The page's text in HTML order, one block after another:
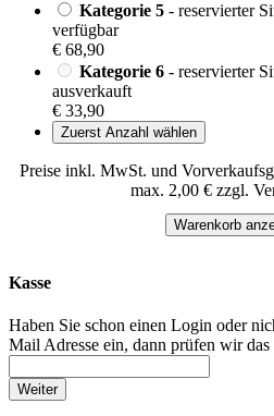
Kategorie 5 - reservierter
verfügbar
€ 68,90
Kategorie 6 - reservierter
ausverkauft
€ 33,90
Zuerst Anzahl wählen
Preise inkl. MwSt. und
max. 2,00 € zzgl.
Warenkorb
Kasse
Haben Sie schon einen Login oder
Mail Adresse ein, dann prüfen wir das
Weiter